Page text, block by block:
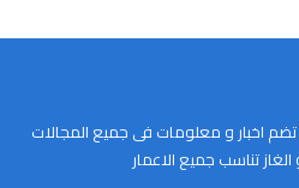
اخبار و معلومات فى جميع المجالات
الغاز تناسب جميع الاعمار